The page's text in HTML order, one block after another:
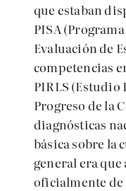
que estaban
PISA
Evaluación de
competencias
PIRLS
Progreso de la
diagnósticas
básica sobre la
general era que
oficialmente de